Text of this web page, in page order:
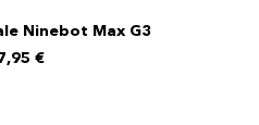
Ninebot Max G3
€